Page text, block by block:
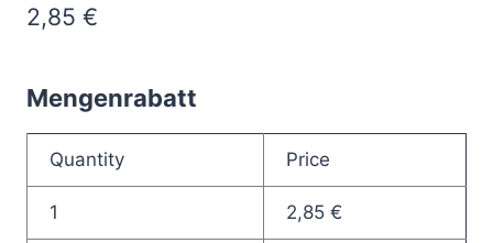
2,85 €
Mengenrabatt
Quantity Price
1 2,85 €